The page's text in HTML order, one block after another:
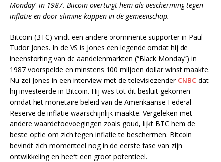
Monday” in 1987. Bitcoin overtuigt hem als bescherming tegen
inflatie en door slimme koppen in de gemeenschap.
Bitcoin (BTC) vindt een andere prominente supporter in Paul
Tudor Jones. In de VS is Jones een legende omdat hij de
ineenstorting van de aandelenmarkten (“Black Monday”) in
1987 voorspelde en minstens 100 miljoen dollar winst maakte.
Nu zei Jones in een interview met de televisiezender CNBC dat
hij investeerde in Bitcoin. Hij was tot dit besluit gekomen
omdat het monetaire beleid van de Amerikaanse Federal
Reserve de inflatie waarschijnlijk maakte. Vergeleken met
andere waardetoevoegingen zoals goud, lijkt BTC hem de
beste optie om zich tegen inflatie te beschermen. Bitcoin
bevindt zich momenteel nog in de eerste fase van zijn
ontwikkeling en heeft een groot potentieel.